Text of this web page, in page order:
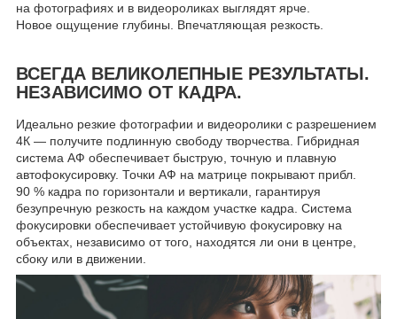
на фотографиях и в видеороликах выглядят ярче.
Новое ощущение глубины. Впечатляющая резкость.
ВСЕГДА ВЕЛИКОЛЕПНЫЕ РЕЗУЛЬТАТЫ.
НЕЗАВИСИМО ОТ КАДРА.
Идеально резкие фотографии и видеоролики с разрешением
4К — получите подлинную свободу творчества. Гибридная
система АФ обеспечивает быструю, точную и плавную
автофокусировку. Точки АФ на матрице покрывают прибл.
90 % кадра по горизонтали и вертикали, гарантируя
безупречную резкость на каждом участке кадра. Система
фокусировки обеспечивает устойчивую фокусировку на
объектах, независимо от того, находятся ли они в центре,
сбоку или в движении.